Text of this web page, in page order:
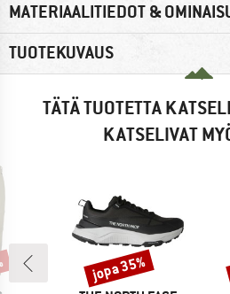
MATERIAALITIEDOT &
TUOTEKUVAUS
TÄTÄ TUOTETTA
KATSELIVAT
Alennus
jopa 35%